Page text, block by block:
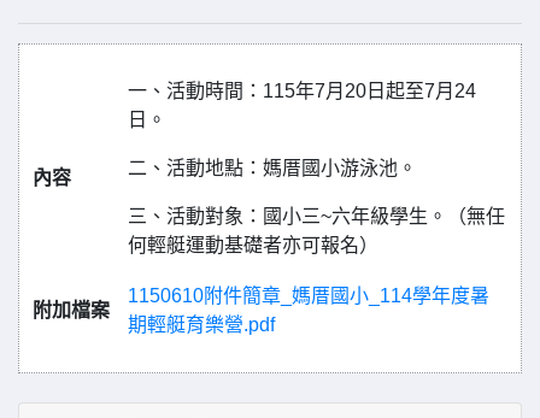
內容
一、活動時間：115年7月20日起至7月24
日。
二、活動地點：媽厝國小游泳池。
三、活動對象：國小三~六年級學生。（無任
何輕艇運動基礎者亦可報名）
附加檔案
1150610附件簡章_媽厝國小_114學年度暑
期輕艇育樂營.pdf